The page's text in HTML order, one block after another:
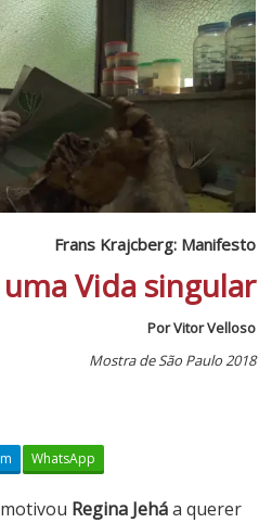
Frans Krajcberg: Manifesto
Vida singular
Por Vitor Velloso
Mostra de São Paulo 2018
WhatsApp
Regina Jeháa querer